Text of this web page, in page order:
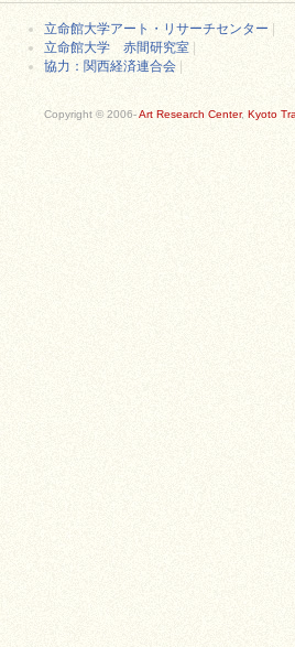
立命館大学アート・リサーチセンター
立命館大学 赤間研究室
協力：関西経済連合会
Copyright © 2006-Art Research Center, Kyoto